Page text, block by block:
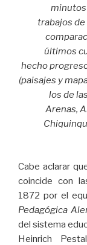
minutos
trabajos de
últimos
hecho
(paisajes y
los de
Arenas,
Cabe aclarar
coincide con
1872 por el
Pedagógica
del sistema
Heinrich